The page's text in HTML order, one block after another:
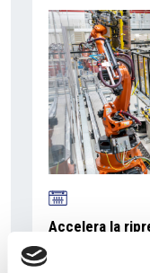
Accelera la